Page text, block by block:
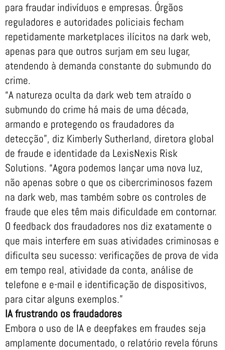
para fraudar indivíduos e empresas. Órgãos
reguladores e autoridades policiais fecham
repetidamente marketplaces ilícitos na dark web,
apenas para que outros surjam em seu lugar,
atendendo à demanda constante do submundo do
crime.
“A natureza oculta da dark web tem atraído o
submundo do crime há mais de uma década,
armando e protegendo os fraudadores da
detecção”, diz Kimberly Sutherland, diretora global
de fraude e identidade da LexisNexis Risk
Solutions. “Agora podemos lançar uma nova luz,
não apenas sobre o que os cibercriminosos fazem
na dark web, mas também sobre os controles de
fraude que eles têm mais dificuldade em contornar.
O feedback dos fraudadores nos diz exatamente o
que mais interfere em suas atividades criminosas e
dificulta seu sucesso: verificações de prova de vida
em tempo real, atividade da conta, análise de
telefone e e-mail e identificação de dispositivos,
para citar alguns exemplos.”
IA frustrando os fraudadores
Embora o uso de IA e deepfakes em fraudes seja
amplamente documentado, o relatório revela fóruns